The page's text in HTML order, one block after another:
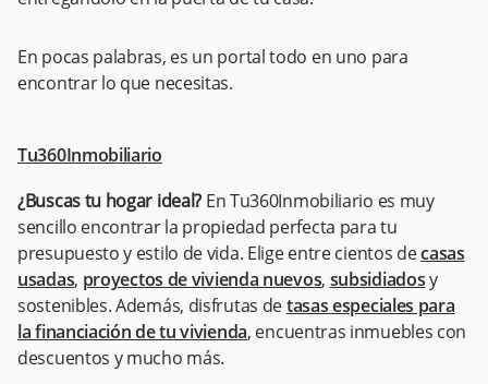
En pocas palabras, es un portal todo en uno para
encontrar lo que necesitas.
Tu360Inmobiliario
¿Buscas tu hogar ideal? En Tu360Inmobiliario es muy
sencillo encontrar la propiedad perfecta para tu
presupuesto y estilo de vida. Elige entre cientos decasas
usadas, proyectos de vivienda nuevos, subsidiadosy
sostenibles. Además, disfrutas detasas especiales para
la financiación de tu vivienda, encuentras inmuebles con
descuentos y mucho más.